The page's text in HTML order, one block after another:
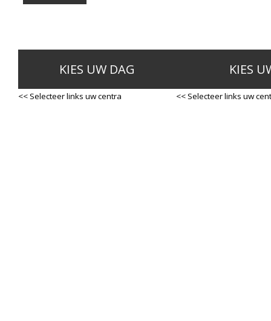
KIES UW DAG
<< Selecteer links uw centra
KIES
<< Selecteer links uw